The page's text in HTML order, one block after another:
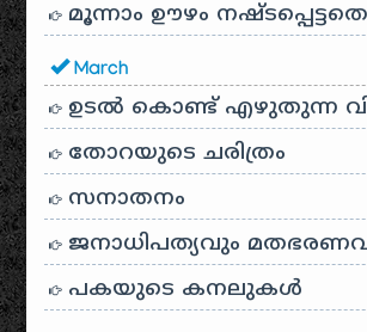
മൂന്നാം ഊഴം
March
ഉടൽ കൊണ്ട് എഴുതുന്ന
തോറയുടെ ചരിത്രം
സനാതനം
ജനാധിപത്യവും
പകയുടെ കനലുകൾ